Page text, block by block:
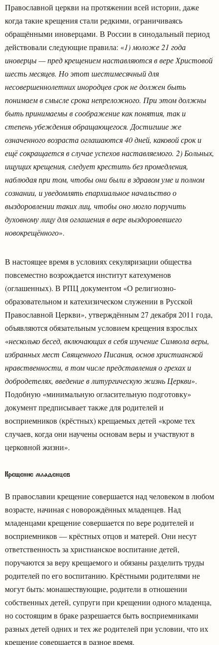
Православной церкви на протяжении всей истории, даже
когда такие крещения стали редкими, ограничиваясь
обращёнными иноверцами. В России в синодальный период
действовали следующие правила: «1) моложе 21 года
иноверцы — пред крещением наставляются в вере Христовой
шесть месяцев. Но этот шестимесячный для
несовершеннолетних инородцев срок не должен быть
понимаем в смысле срока непреложного. При этом должны
быть принимаемы в соображение как понятия, так и
степень убеждения обращающегося. Достигшие же
означенного возраста оглашаются 40 дней, каковой срок и
ещё сокращается в случае успехов наставляемого. 2) Больных,
ищущих крещения, следует крестить без промедления,
наблюдая при том, чтобы они были в здравом уме и полном
сознании, и уведомлять епархиальное начальство о
выздоровлении таких лиц, чтобы оно могло поручить
духовному лицу для оглашения в вере выздоровевшего
новокрещённого».
В настоящее время в условиях секуляризации общества
повсеместно возрождается институт катехуменов
(оглашенных). В РПЦ документом «О религиозно-
образовательном и катехизическом служении в Русской
Православной Церкви», утверждённым 27 декабря 2011 года,
объявляются обязательным условием крещения взрослых
«несколько бесед, включающих в себя изучение Символа веры,
избранных мест Священного Писания, основ христианской
нравственности, в том числе представления о грехах и
добродетелях, введение в литургическую жизнь Церкви».
Подобную «минимальную огласительную подготовку»
документ предписывает также для родителей и
восприемников (крёстных) крещаемых детей «кроме тех
случаев, когда они научены основам веры и участвуют в
церковной жизни».
Крещение младенцев
В православии крещение совершается над человеком в любом
возрасте, начиная с новорождённых младенцев. Над
младенцами крещение совершается по вере родителей и
восприемников — крёстных отцов и матерей. Они несут
ответственность за христианское воспитание детей,
поручаются за веру крещаемого и обязаны разделить труды
родителей по его воспитанию. Крёстными родителями не
могут быть: монашествующие, родители в отношении
собственных детей, супруги при крещении одного младенца,
но состоящим в браке разрешается быть восприемниками
разных детей одних и тех же родителей при условии, что их
крещение совершается в разное время.